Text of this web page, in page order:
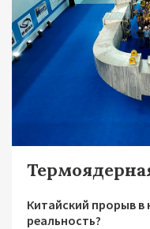
Китайский прорыв в
реальность?